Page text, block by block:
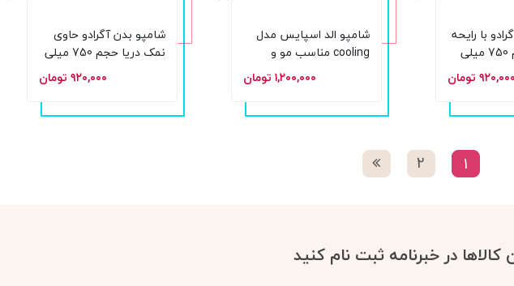
با رایحه
mango حجم 750 میلی
۹۲۰,۰۰۰ تومان
شامپو الد اسپایس مدل
cooling مناسب مو و
صورت و بدن حجم 400۱,۲۰۰,۰۰۰ تومان
شامپو بدن آگرادو حاوی
نمک دریا حجم 750 میلی
۹۲۰,۰۰۰ تومان
1
2
در خبرنامه ثبت نام کنید